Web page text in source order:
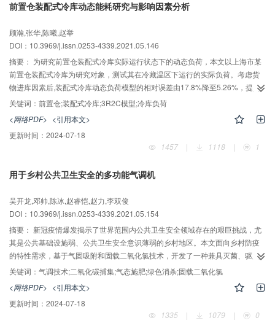
±10%一定范围内扰动时，SMER仍能保持在1.88 kg/kWh以上。
前置仓装配式冷库动态能耗研究与影响因素分析
顾瀚,张华,陈曦,赵举
DOI：10.3969/j.issn.0253-4339.2021.05.146
摘要： 为研究前置仓装配式冷库实际运行状态下的动态负荷，本文以上海市某
前置仓装配式冷库为研究对象，测试其在冷藏温区下运行的实际负荷。考虑货
物进库因素后,装配式冷库动态负荷模型的相对误差由17.8%降至5.26%，提高
了冷库动态负荷的计算精度，证明该模型具有一定的准确性，并通过MATLAB
建立冷库负荷相关因素的数学模型。结果表明：当冷库内外环境压差超出风幕
机最佳工况区间时，由人员进出造成的负荷随冷库内外环境压差、库外相对湿
度、库外温度和人员进出频次的上升而增大。对于该类小型装配式冷库而言，
高使用率状态下的冷库负荷主要由库门处热质交换现象造成。从经济性的角度
达到节能的效果。
关键词： 前置仓;装配式冷库;3R2C模型;冷库负荷
<网络PDF> <引用本文>
更新时间： 2024-07-18
1457
| 1118 | 1
用于乡村公共卫生安全的多功能气调机
吴开龙,邓帅,陈冰,赵睿恺,赵力,李双俊
DOI：10.3969/j.issn.0253-4339.2021.05.154
摘要： 新冠疫情爆发揭示了世界范围内公共卫生安全领域存在的艰巨挑战，尤
其是公共基础设施弱、公共卫生安全意识薄弱的乡村地区。本文面向乡村防疫
的特性需求，基于气固吸附和固载二氧化氯技术，开发了一种兼具灭菌、驱虫
和富碳施肥的新型气调机装置。机组采用四床变电吸附（ESA）碳捕集与变压
吸附（PSA）制氮循环结合的方法，对CO2和N2进行富集；同时，将固载二氧
化氯应用于吸附剂中，实现一定强度的杀菌效果。基于测试数据和模拟模型，
对碳捕集循环中吸附和解吸温度的温差、制氮循环中出口流速和吸附压力对该
气调机的分离性能（回收率、纯度、生产率）和能效性能（比能耗、最小分离
关键词： 气调技术;二氧化碳捕集;气态施肥;绿色消杀;固载二氧化氯
<网络PDF> <引用本文>
更新时间： 2024-07-18
1335
| 1079 | 0